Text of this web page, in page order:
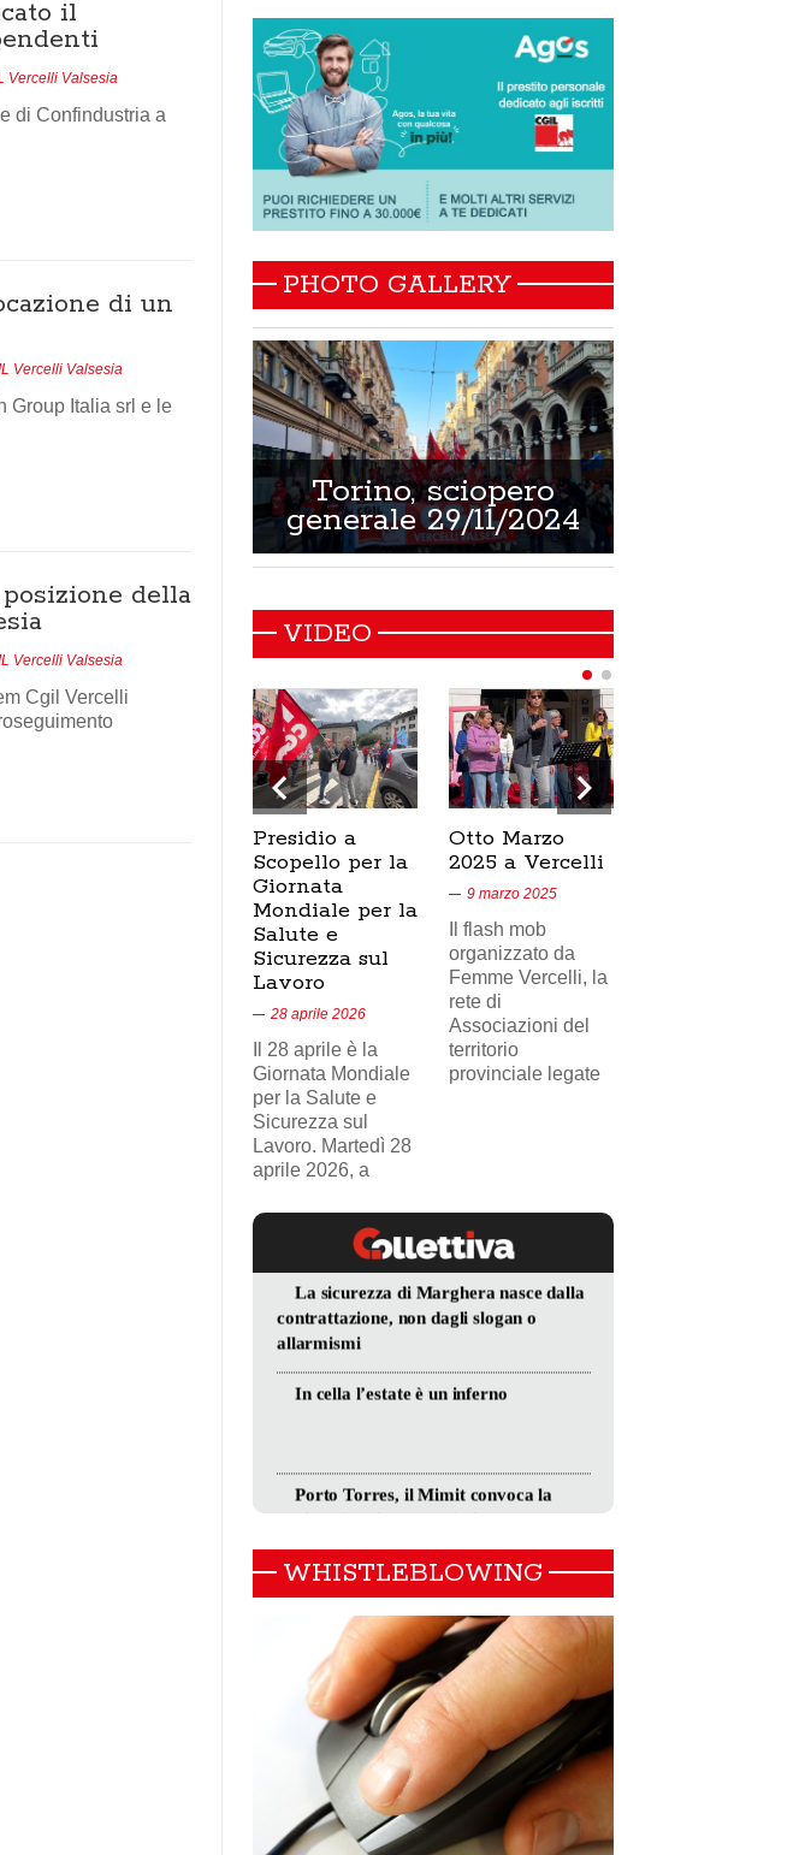
il
Vercelli Valsesia
di Confindustria a
di un
Vercelli Valsesia
Group Italia srl e le
della
Vercelli Valsesia
Cgil Vercelli
PHOTO GALLERY
Torino, sciopero
generale 29/11/2024
VIDEO
Presidio a
Scopello per la
Giornata
Mondiale per la
Salute e
Sicurezza sul
Lavoro
28 aprile 2026
Il 28 aprile è la
Giornata Mondiale
per la Salute e
Sicurezza sul
Lavoro. Martedì 28
aprile 2026, a
Otto Marzo
2025 a Vercelli
9 marzo 2025
Il flash mob
organizzato da
Femme Vercelli, la
rete di
Associazioni del
territorio
provinciale legate
WHISTLEBLOWING